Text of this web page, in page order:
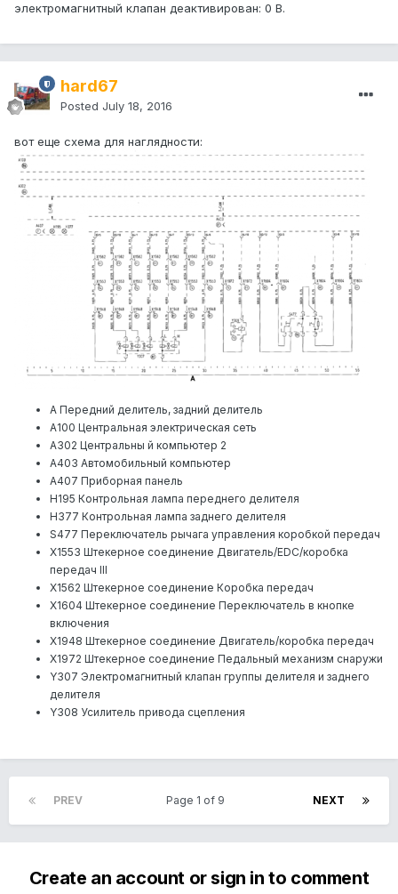
электромагнитный клапан деактивирован: 0 В.
hard67
Posted July 18, 2016
вот еще схема для наглядности:
А Передний делитель, задний делитель
А100 Центральная электрическая сеть
А302 Центральны й компьютер 2
А403 Автомобильный компьютер
А407 Приборная панель
Н195 Контрольная лампа переднего делителя
Н377 Контрольная лампа заднего делителя
S477 Переключатель рычага управления коробкой передач
Х1553 Штекерное соединение Двигатель/ЕDС/коробка
передач III
Х1562 Штекерное соединение Коробка передач
Х1604 Штекерное соединение Переключатель в кнопке
включения
Х1948 Штекерное соединение Двигатель/коробка передач
Х1972 Штекерное соединение Педальный механизм снаружи
Y307 Электромагнитный клапан группы делителя и заднего
делителя
Y308 Усилитель привода сцепления
PREV NEXT
Page 1 of 9
Create an account or sign in to comment